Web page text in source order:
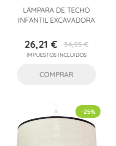
LÁMPARA DE TECHO
INFANTIL EXCAVADORA
Precio
26,21 €Precio
base
34,95 €
IMPUESTOS INCLUIDOS
COMPRAR
-25%